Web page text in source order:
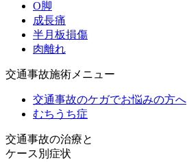
O脚
成長痛
半月板損傷
肉離れ
交通事故施術メニュー
交通事故のケガでお悩みの方へ
むちうち症
交通事故の治療と
ケース別症状